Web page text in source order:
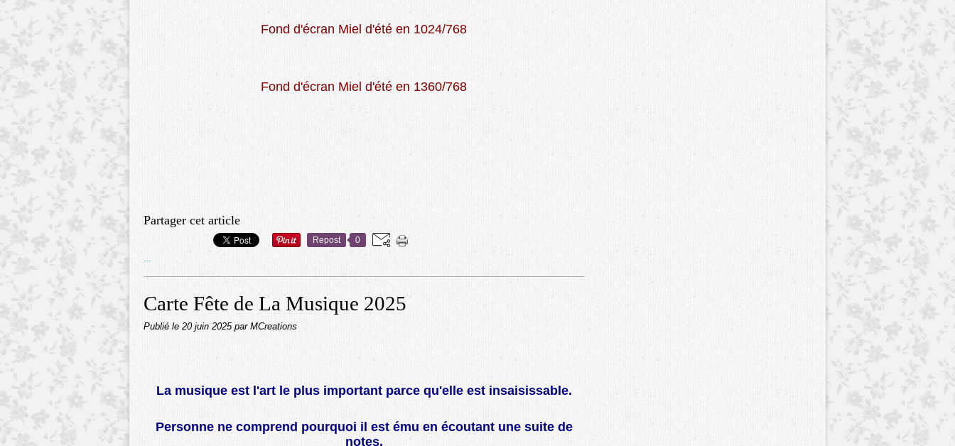
Fond d'écran Miel d'été en 1024/768
Fond d'écran Miel d'été en 1360/768
Partager cet article
Repost 0
Carte Fête de La Musique 2025
Publié le 20 juin 2025 par MCreations
La musique est l'art le plus important parce qu'elle est insaisissable.
Personne ne comprend pourquoi il est ému en écoutant une suite de
notes.